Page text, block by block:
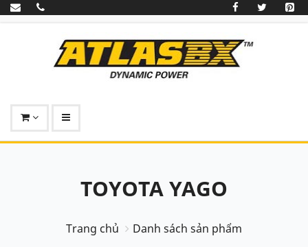
TOYOTA YAGO
Trang chủ Danh sách sản phẩm